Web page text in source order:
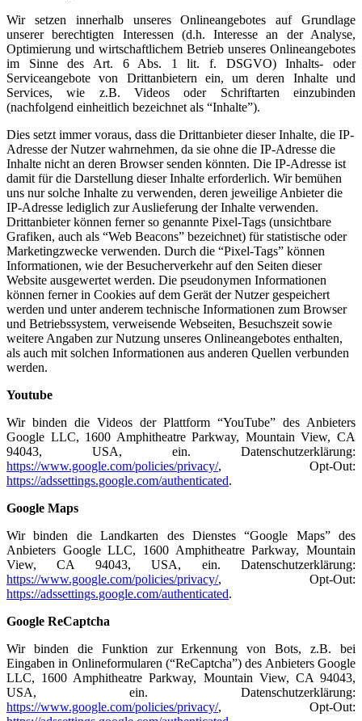
Wir setzen innerhalb unseres Onlineangebotes auf Grundlage
unserer berechtigten Interessen (d.h. Interesse an der Analyse,
Optimierung und wirtschaftlichem Betrieb unseres Onlineangebotes
im Sinne des Art. 6 Abs. 1 lit. f. DSGVO) Inhalts- oder
Serviceangebote von Drittanbietern ein, um deren Inhalte und
Services, wie z.B. Videos oder Schriftarten einzubinden
(nachfolgend einheitlich bezeichnet als “Inhalte”).
Dies setzt immer voraus, dass die Drittanbieter dieser Inhalte, die IP-
Adresse der Nutzer wahrnehmen, da sie ohne die IP-Adresse die
Inhalte nicht an deren Browser senden könnten. Die IP-Adresse ist
damit für die Darstellung dieser Inhalte erforderlich. Wir bemühen
uns nur solche Inhalte zu verwenden, deren jeweilige Anbieter die
IP-Adresse lediglich zur Auslieferung der Inhalte verwenden.
Drittanbieter können ferner so genannte Pixel-Tags (unsichtbare
Grafiken, auch als “Web Beacons” bezeichnet) für statistische oder
Marketingzwecke verwenden. Durch die “Pixel-Tags” können
Informationen, wie der Besucherverkehr auf den Seiten dieser
Website ausgewertet werden. Die pseudonymen Informationen
können ferner in Cookies auf dem Gerät der Nutzer gespeichert
werden und unter anderem technische Informationen zum Browser
und Betriebssystem, verweisende Webseiten, Besuchszeit sowie
weitere Angaben zur Nutzung unseres Onlineangebotes enthalten,
als auch mit solchen Informationen aus anderen Quellen verbunden
werden.
Youtube
Wir binden die Videos der Plattform “YouTube” des Anbieters
Google LLC, 1600 Amphitheatre Parkway, Mountain View, CA
94043, USA, ein. Datenschutzerklärung:
https://www.google.com/policies/privacy/, Opt-Out:
https://adssettings.google.com/authenticated.
Google Maps
Wir binden die Landkarten des Dienstes “Google Maps” des
Anbieters Google LLC, 1600 Amphitheatre Parkway, Mountain
View, CA 94043, USA, ein. Datenschutzerklärung:
https://www.google.com/policies/privacy/, Opt-Out:
https://adssettings.google.com/authenticated.
Google ReCaptcha
Wir binden die Funktion zur Erkennung von Bots, z.B. bei
Eingaben in Onlineformularen (“ReCaptcha”) des Anbieters Google
LLC, 1600 Amphitheatre Parkway, Mountain View, CA 94043,
USA, ein. Datenschutzerklärung:
https://www.google.com/policies/privacy/, Opt-Out: